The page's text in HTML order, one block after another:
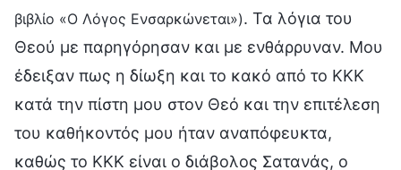
βιβλίο «Ο Λόγος Ενσαρκώνεται»). Τα λόγια του
Θεού με παρηγόρησαν και με ενθάρρυναν. Μου
έδειξαν πως η δίωξη και το κακό από το ΚΚΚ
κατά την πίστη μου στον Θεό και την επιτέλεση
του καθήκοντός μου ήταν αναπόφευκτα,
καθώς το ΚΚΚ είναι ο διάβολος Σατανάς, ο